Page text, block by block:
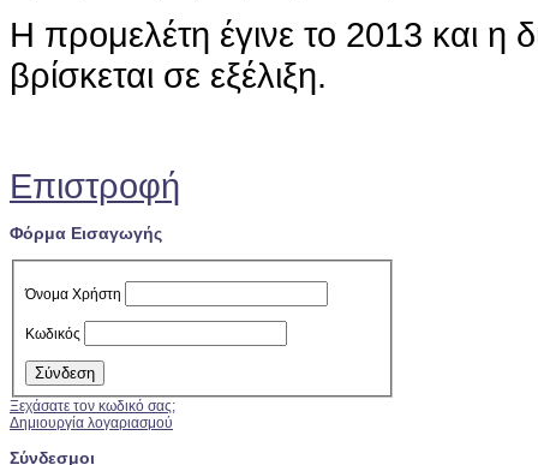
Η προμελέτη έγινε το 2013 και η
βρίσκεται σε εξέλιξη.
Επιστροφή
Φόρμα Εισαγωγής
Όνομα Χρήστη
Κωδικός
Ξεχάσατε τον κωδικό σας;
Δημιουργία λογαριασμού
Σύνδεσμοι